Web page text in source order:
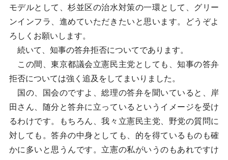
モデルとして、杉並区の治水対策の一環として、グリー
ンインフラ、進めていただきたいと思います。どうぞよ
ろしくお願いします。
続いて、知事の答弁拒否についてであります。
この間、東京都議会立憲民主党としても、知事の答弁
拒否については強く追及をしてまいりました。
国の、国会のですよ、総理の答弁を聞いていると、岸
田さん、随分と答弁に立っているというイメージを受け
るわけです。もちろん、我々立憲民主党、野党の質問に
対しても。答弁の中身としても、的を得ているものも確
かに多いと思うんです。立憲の私がいうのもあれですけ